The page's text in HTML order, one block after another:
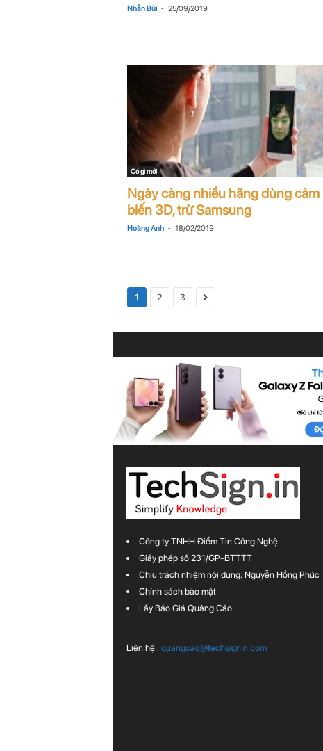
Nhẫn Bùi - 25/09/2019
Có gì mới
Ngày càng nhiều hãng dùng cảm
biến 3D, trừ Samsung
Hoàng Anh - 18/02/2019
1 2 3
Công ty TNHH Điểm Tin Công Nghệ
Giấy phép số 231/GP-BTTTT
Chịu trách nhiệm nội dung: Nguyễn Hồng Phúc
Chính sách bảo mật
Lấy Báo Giá Quảng Cáo
Liên hệ : quangcao@techsignin.com